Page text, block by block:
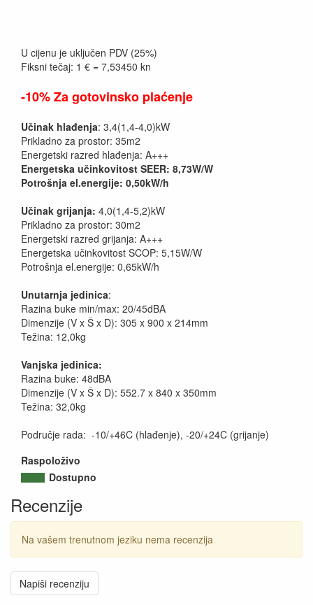
U cijenu je uključen PDV (25%)
Fiksni tečaj: 1 € = 7,53450 kn
-10% Za gotovinsko plaćenje
Učinak hlađenja: 3,4(1,4-4,0)kW
Prikladno za prostor: 35m2
Energetski razred hlađenja: A+++
Energetska učinkovitost SEER: 8,73W/W
Potrošnja el.energije: 0,50kW/h
Učinak grijanja: 4,0(1,4-5,2)kW
Prikladno za prostor: 30m2
Energetski razred grijanja: A+++
Energetska učinkovitost SCOP: 5,15W/W
Potrošnja el.energije: 0,65kW/h
Unutarnja jedinica:
Razina buke min/max: 20/45dBA
Dimenzije (V x Š x D): 305 x 900 x 214mm
Težina: 12,0kg
Vanjska jedinica:
Razina buke: 48dBA
Dimenzije (V x Š x D): 552.7 x 840 x 350mm
Težina: 32,0kg
Područje rada: -10/+46C (hlađenje), -20/+24C (grijanje)
Raspoloživo
Dostupno
Recenzije
Na vašem trenutnom jeziku nema recenzija
Napiši recenziju